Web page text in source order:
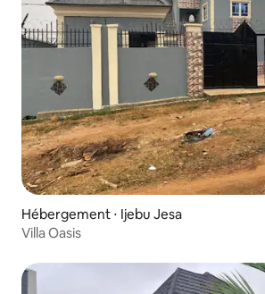
Hébergement ⋅ Ijebu Jesa
Villa Oasis